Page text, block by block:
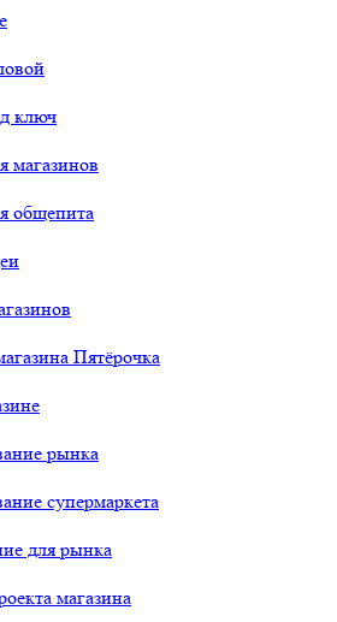
ключ
магазинов
общепита
Пятёрочка
рынка
супермаркета
для рынка
магазина